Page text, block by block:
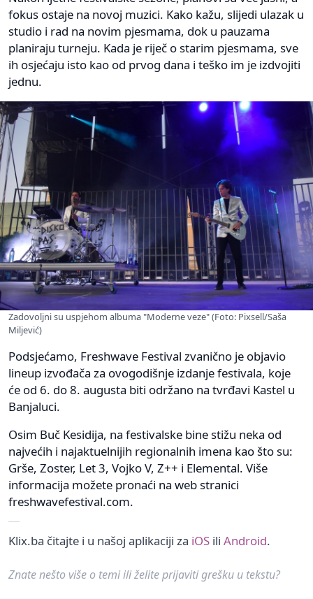
fokus ostaje na novoj muzici. Kako kažu, slijedi ulazak u
studio i rad na novim pjesmama, dok u pauzama
planiraju turneju. Kada je riječ o starim pjesmama, sve
ih osjećaju isto kao od prvog dana i teško im je izdvojiti
jednu.
Zadovoljni su uspjehom albuma "Moderne veze" (Foto: Pixsell/Saša
Miljević)
Podsjećamo, Freshwave Festival zvanično je objavio
lineup izvođača za ovogodišnje izdanje festivala, koje
će od 6. do 8. augusta biti održano na tvrđavi Kastel u
Banjaluci.
Osim Buč Kesidija, na festivalske bine stižu neka od
najvećih i najaktuelnijih regionalnih imena kao što su:
Grše, Zoster, Let 3, Vojko V, Z++ i Elemental. Više
informacija možete pronaći na web stranici
freshwavefestival.com.
Klix.ba čitajte i u našoj aplikaciji za iOS ili Android.
Znate nešto više o temi ili želite prijaviti grešku u tekstu?